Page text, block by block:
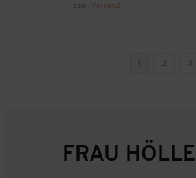
zzgl. Versand
2 3
FRAU HÖLLE